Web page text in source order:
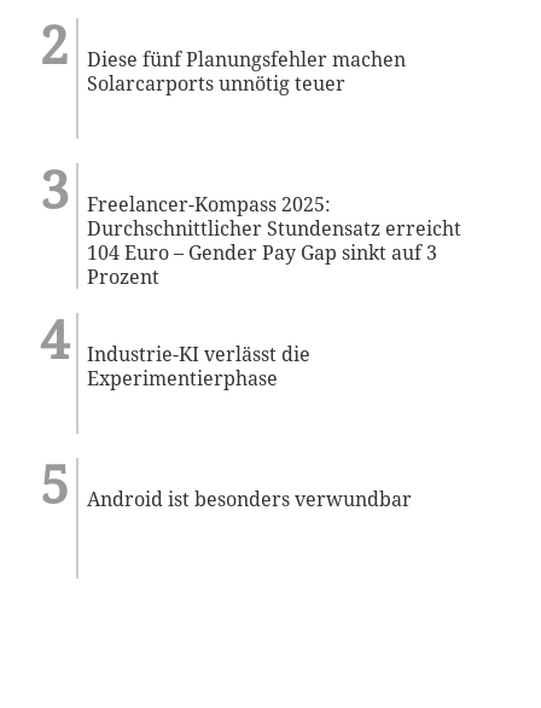
Diese fünf Planungsfehler machen
Solarcarports unnötig teuer
Freelancer-Kompass 2025:
Durchschnittlicher Stundensatz erreicht
104 Euro – Gender Pay Gap sinkt auf 3
Prozent
Industrie-KI verlässt die
Experimentierphase
Android ist besonders verwundbar